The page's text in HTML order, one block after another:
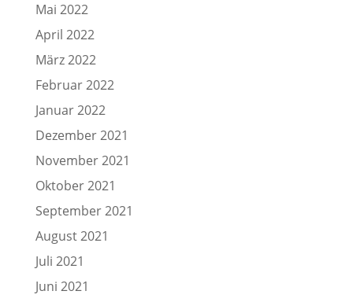
Mai 2022
April 2022
März 2022
Februar 2022
Januar 2022
Dezember 2021
November 2021
Oktober 2021
September 2021
August 2021
Juli 2021
Juni 2021